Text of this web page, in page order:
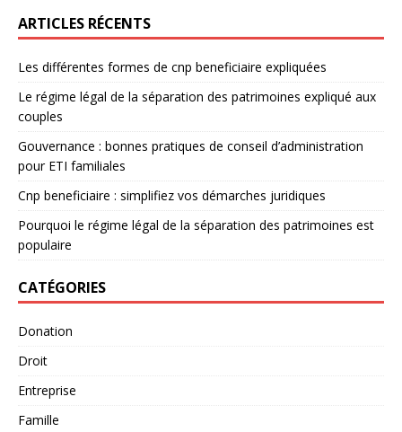
ARTICLES RÉCENTS
Les différentes formes de cnp beneficiaire expliquées
Le régime légal de la séparation des patrimoines expliqué aux
couples
Gouvernance : bonnes pratiques de conseil d’administration
pour ETI familiales
Cnp beneficiaire : simplifiez vos démarches juridiques
Pourquoi le régime légal de la séparation des patrimoines est
populaire
CATÉGORIES
Donation
Droit
Entreprise
Famille